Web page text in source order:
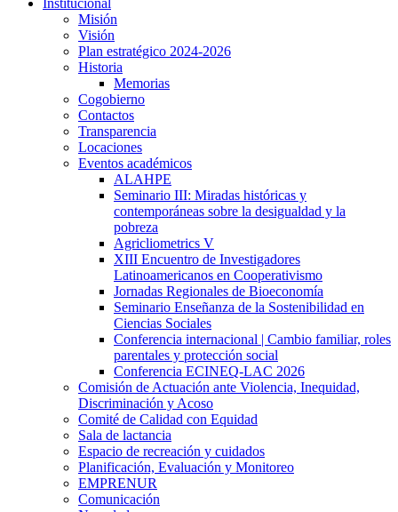
Misión
Visión
Plan estratégico 2024-2026
Historia
Memorias
Cogobierno
Contactos
Transparencia
Locaciones
Eventos académicos
ALAHPE
Seminario III: Miradas históricas y
contemporáneas sobre la desigualdad y la
pobreza
Agricliometrics V
XIII Encuentro de Investigadores
Latinoamericanos en Cooperativismo
Jornadas Regionales de Bioeconomía
Seminario Enseñanza de la Sostenibilidad en
Ciencias Sociales
Conferencia internacional | Cambio familiar, roles
parentales y protección social
Conferencia ECINEQ-LAC 2026
Comisión de Actuación ante Violencia, Inequidad,
Discriminación y Acoso
Comité de Calidad con Equidad
Sala de lactancia
Espacio de recreación y cuidados
Planificación, Evaluación y Monitoreo
EMPRENUR
Comunicación